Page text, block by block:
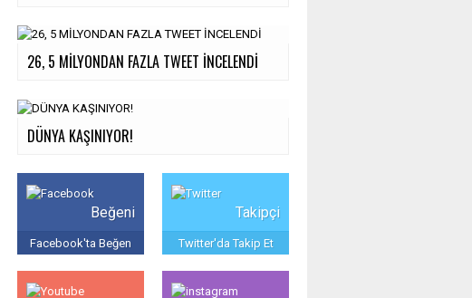
26, 5 MİLYONDAN FAZLA TWEET İNCELENDİ
DÜNYA KAŞINIYOR!
Beğeni
Facebook'ta Beğen
Takipçi
Twitter'da Takip Et